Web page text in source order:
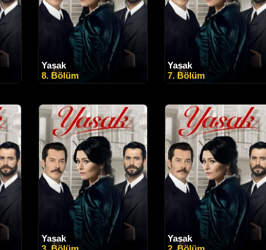
Yasak
8. Bölüm
Yasak
7. Bölüm
Yasak
Yasak